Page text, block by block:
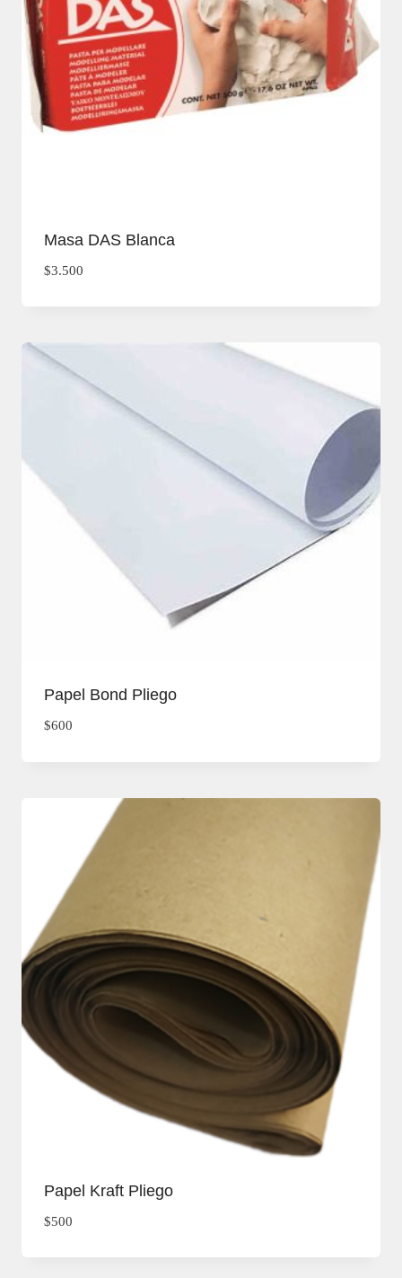
Masa DAS Blanca
$3.500
Papel Bond Pliego
$600
Papel Kraft Pliego
$500